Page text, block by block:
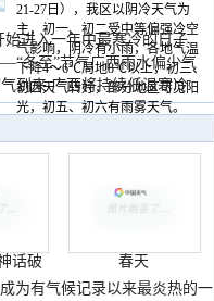
21-27日），我区以阴冷天气为
主，初一、初二受中等偏强冷空
气影响，阴冷有小雨，各地气温
下降4～6℃局地8℃以上，初三、
初四天气转好，部分地区可见阳
光，初五、初六有雨雾天气。
始进入一年中最寒冷的日子
冬至”节气广西雨水偏少气
到来 广西将持续低温寒冷
话破
春天
为有气候记录以来最炎热的一